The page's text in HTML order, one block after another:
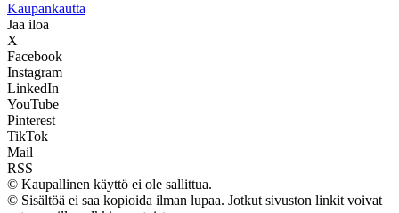
Kaupankautta
Jaa iloa
X
Facebook
Instagram
LinkedIn
YouTube
Pinterest
TikTok
Mail
RSS
© Kaupallinen käyttö ei ole sallittua.
© Sisältöä ei saa kopioida ilman lupaa. Jotkut sivuston linkit voivat